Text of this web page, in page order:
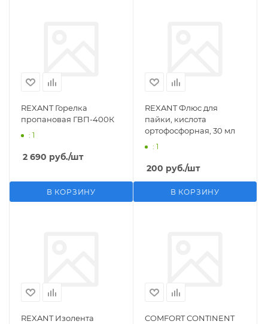
REXANT Горелка
пропановая ГВП-400К
: 1
2 690 руб./шт
В КОРЗИНУ
REXANT Флюс для
пайки, кислота
ортофосфорная, 30 мл
: 1
200 руб./шт
В КОРЗИНУ
REXANT Изолента
COMFORT CONTINENT